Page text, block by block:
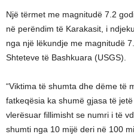
Një tërmet me magnitudë 7.2
në perëndim të Karakasit, i
nga një lëkundje me magnitudë
Shteteve të Bashkuara (USGS).
“Viktima të shumta dhe dëme të
fatkeqësia ka shumë gjasa të
vlerësuar fillimisht se numri i të
shumti nga 10 mijë deri në 100